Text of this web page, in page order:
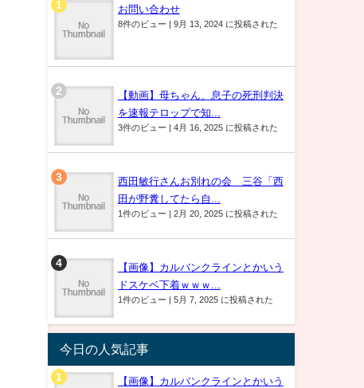
お問い合わせ
8件のビュー | 9月 13, 2024 に投稿された
【動画】母ちゃん、息子の死刑判決
を速報テロップで知...
3件のビュー | 4月 16, 2025 に投稿された
西田敏行さんお別れの会 三谷「西
田が野糞してたら自...
1件のビュー | 2月 20, 2025 に投稿された
【画像】カルバンクラインとかいう
ドスケベ下着ｗｗｗ...
1件のビュー | 5月 7, 2025 に投稿された
今日の人気記事
【画像】カルバンクラインとかいう